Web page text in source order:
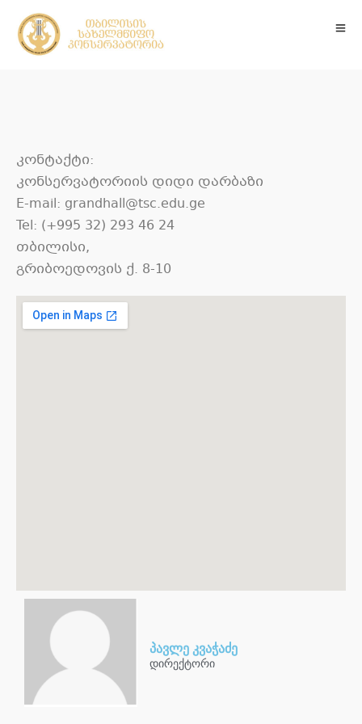
კონტაქტი:
კონსერვატორიის დიდი დარბაზი
E-mail: grandhall@tsc.edu.ge
Tel: (+995 32) 293 46 24
თბილისი,
გრიბოედოვის ქ. 8-10
პავლე კვაჭაძე
დირექტორი